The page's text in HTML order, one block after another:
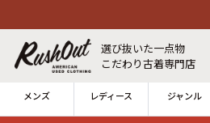
選び抜いた一点物
こだわり古着専門店
メンズ レディース ジャンル